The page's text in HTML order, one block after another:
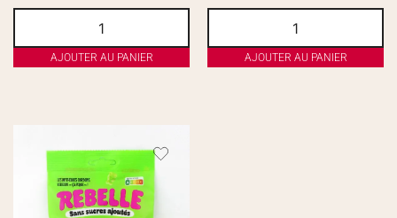
AJOUTER AU PANIER AJOUTER AU PANIER